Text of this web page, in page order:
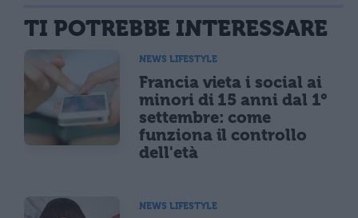
TI POTREBBE INTERESSARE
NEWS LIFESTYLE
Francia vieta i social ai
minori di 15 anni dal 1°
settembre: come
funziona il controllo
dell'età
NEWS LIFESTYLE